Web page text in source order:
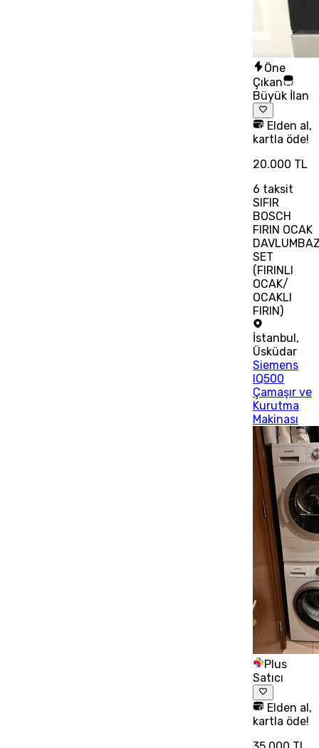
Öne
Çıkan
Büyük İlan
Elden al,
kartla öde!
20.000 TL
6 taksit
SIFIR
BOSCH
FIRIN OCAK
SET
(FIRINLI
OCAK/
OCAKLI
FIRIN)
İstanbul,
Üsküdar
Siemens
IQ500
Çamaşır ve
Kurutma
Makinası
Plus
Satıcı
Elden al,
kartla öde!